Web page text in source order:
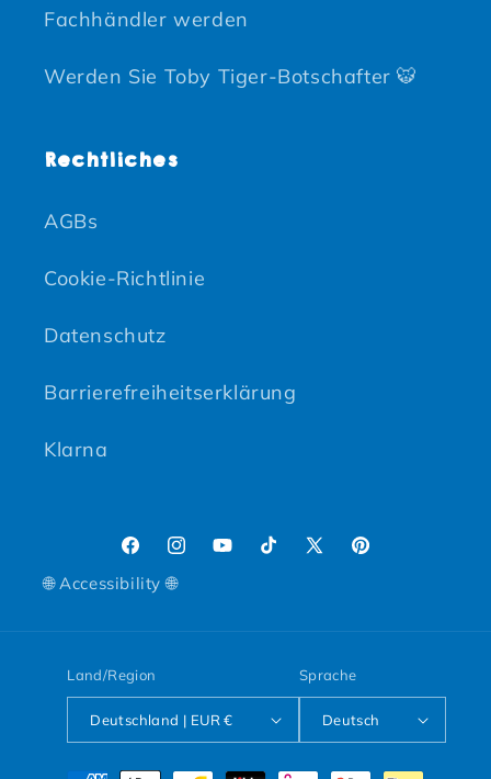
Fachhändler werden
Werden Sie Toby Tiger-Botschafter 🐯
Rechtliches
AGBs
Cookie-Richtlinie
Datenschutz
Barrierefreiheitserklärung
Klarna
FacebookInstagram
YouTubeTikTokX (Twitter)
Pinterest
🌐 Accessibility 🌐
Land/Region
Deutschland | EUR €
Sprache
Deutsch
Zahlungsmethoden